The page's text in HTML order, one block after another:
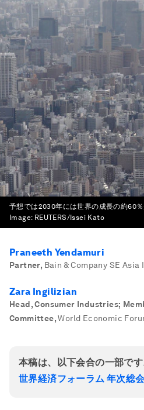
予想では2030年には世界の成長の約60
Image: REUTERS/Issei Kato
Praneeth Yendamuri
Partner, Bain & Company SE Asia
Zara Ingilizian
Head, Consumer Industries;
Committee, World Economic
本稿は、以下会合の一部です
世界経済フォーラム 年次総